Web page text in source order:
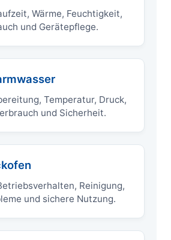
Wärme, Feuchtigkeit,
und Gerätepflege.
Temperatur, Druck,
und Sicherheit.
Reinigung,
und sichere Nutzung.